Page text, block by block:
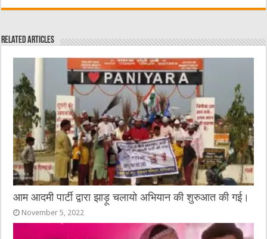
c
e
b
o
k
it
r
C
at
ai ss
n
g
er
at
A
p
p
Related Articles
आम आदमी पार्टी द्वारा झाड़ू चलायो अभियान की शुरुआत की गई।
November 5, 2022